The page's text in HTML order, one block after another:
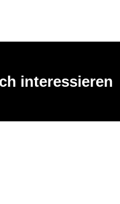
interessieren